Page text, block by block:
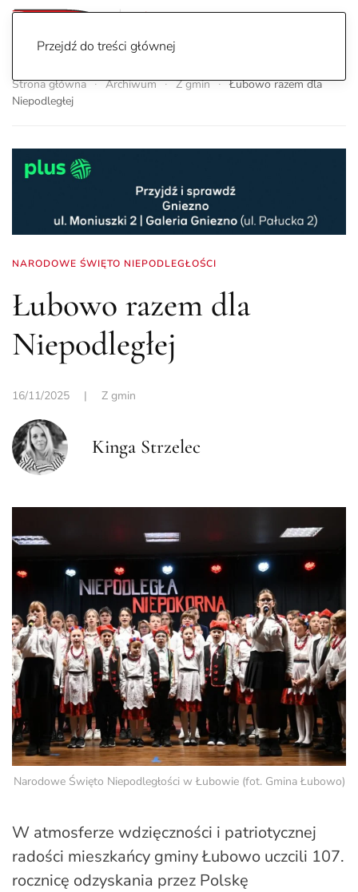
Przejdź do treści głównej
Strona główna Archiwum Z gmin
Łubowo razem dla
Niepodległej
NARODOWE ŚWIĘTO NIEPODLEGŁOŚCI
Łubowo razem dla
Niepodległej
16/11/2025 | Z gmin
Kinga Strzelec
Narodowe Święto Niepodległości w Łubowie (fot. Gmina Łubowo)
W atmosferze wdzięczności i patriotycznej
radości mieszkańcy gminy Łubowo uczcili 107.
rocznicę odzyskania przez Polskę